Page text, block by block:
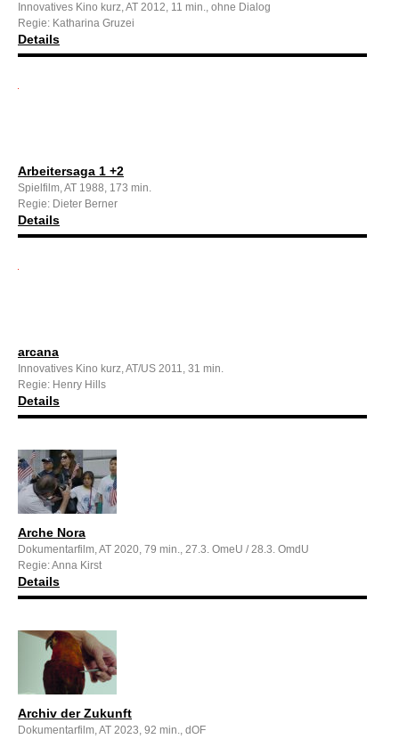
Innovatives Kino kurz, AT 2012, 11 min., ohne Dialog
Regie: Katharina Gruzei
Details
Arbeitersaga 1 +2
Spielfilm, AT 1988, 173 min.
Regie: Dieter Berner
Details
arcana
Innovatives Kino kurz, AT/US 2011, 31 min.
Regie: Henry Hills
Details
Arche Nora
Dokumentarfilm, AT 2020, 79 min., 27.3. OmeU / 28.3. OmdU
Regie: Anna Kirst
Details
Archiv der Zukunft
Dokumentarfilm, AT 2023, 92 min., dOF